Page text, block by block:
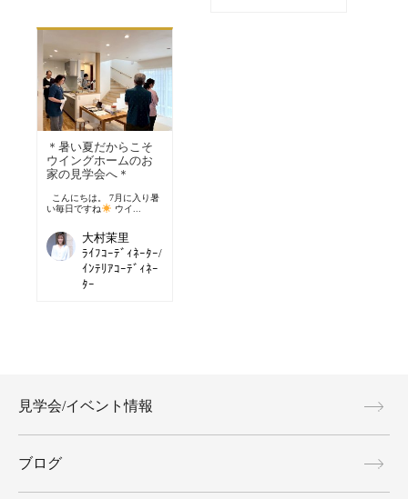
＊暑い夏だからこそ
ウイングホームのお
家の見学会へ＊
こんにちは。 7月に入り暑
い毎日ですね
ウイ...
大村茉里
ﾗｲﾌｺｰﾃﾞｨﾈｰﾀｰ/
ｲﾝﾃﾘｱｺｰﾃﾞｨﾈｰ
ﾀｰ
見学会/イベント情報
ブログ